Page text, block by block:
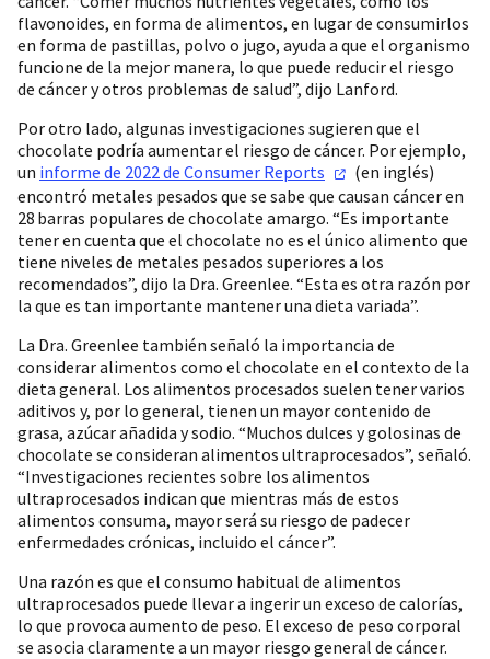
flavonoides, en forma de alimentos, en lugar de consumirlos
en forma de pastillas, polvo o jugo, ayuda a que el organismo
funcione de la mejor manera, lo que puede reducir el riesgo
de cáncer y otros problemas de salud”, dijo Lanford.
Por otro lado, algunas investigaciones sugieren que el
chocolate podría aumentar el riesgo de cáncer. Por ejemplo,
un informe de 2022 de Consumer Reports
(en inglés)
encontró metales pesados que se sabe que causan cáncer en
28 barras populares de chocolate amargo. “Es importante
tener en cuenta que el chocolate no es el único alimento que
tiene niveles de metales pesados superiores a los
recomendados”, dijo la Dra. Greenlee. “Esta es otra razón por
la que es tan importante mantener una dieta variada”.
La Dra. Greenlee también señaló la importancia de
considerar alimentos como el chocolate en el contexto de la
dieta general. Los alimentos procesados suelen tener varios
aditivos y, por lo general, tienen un mayor contenido de
grasa, azúcar añadida y sodio. “Muchos dulces y golosinas de
chocolate se consideran alimentos ultraprocesados”, señaló.
“Investigaciones recientes sobre los alimentos
ultraprocesados indican que mientras más de estos
alimentos consuma, mayor será su riesgo de padecer
enfermedades crónicas, incluido el cáncer”.
Una razón es que el consumo habitual de alimentos
ultraprocesados puede llevar a ingerir un exceso de calorías,
lo que provoca aumento de peso. El exceso de peso corporal
se asocia claramente a un mayor riesgo general de cáncer.